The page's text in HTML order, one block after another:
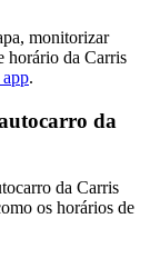
monitorizar
horário da Carris
.
da
da Carris
os horários de